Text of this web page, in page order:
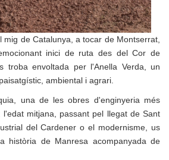
mig de Catalunya, a tocar de Montserrat,
inici de ruta des del Cor de
troba envoltada per l'Anella Verda, un
ambiental i agrari.
una de les obres d'enginyeria més
l'edat mitjana, passant pel llegat de Sant
del Cardener o el modernisme, us
història de Manresa acompanyada de